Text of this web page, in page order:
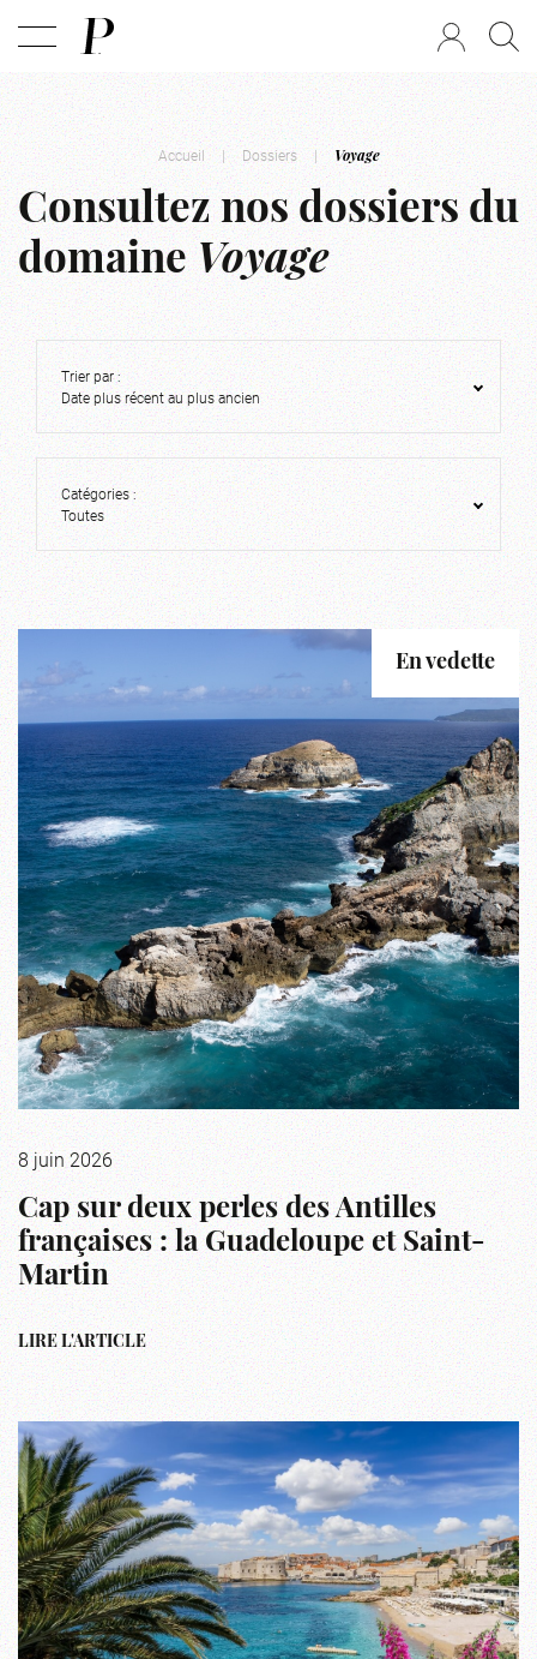
Accueil | Dossiers | Voyage
Consultez nos dossiers du
domaineVoyage
Trier par :
Date plus récent au plus ancien
Catégories :
Toutes
En vedette
8 juin 2026
Cap sur deux perles des Antilles
françaises : la Guadeloupe et Saint-
Martin
LIRE L'ARTICLE